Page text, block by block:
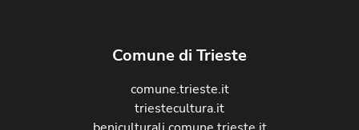
Comune di Trieste
comune.trieste.it
triestecultura.it